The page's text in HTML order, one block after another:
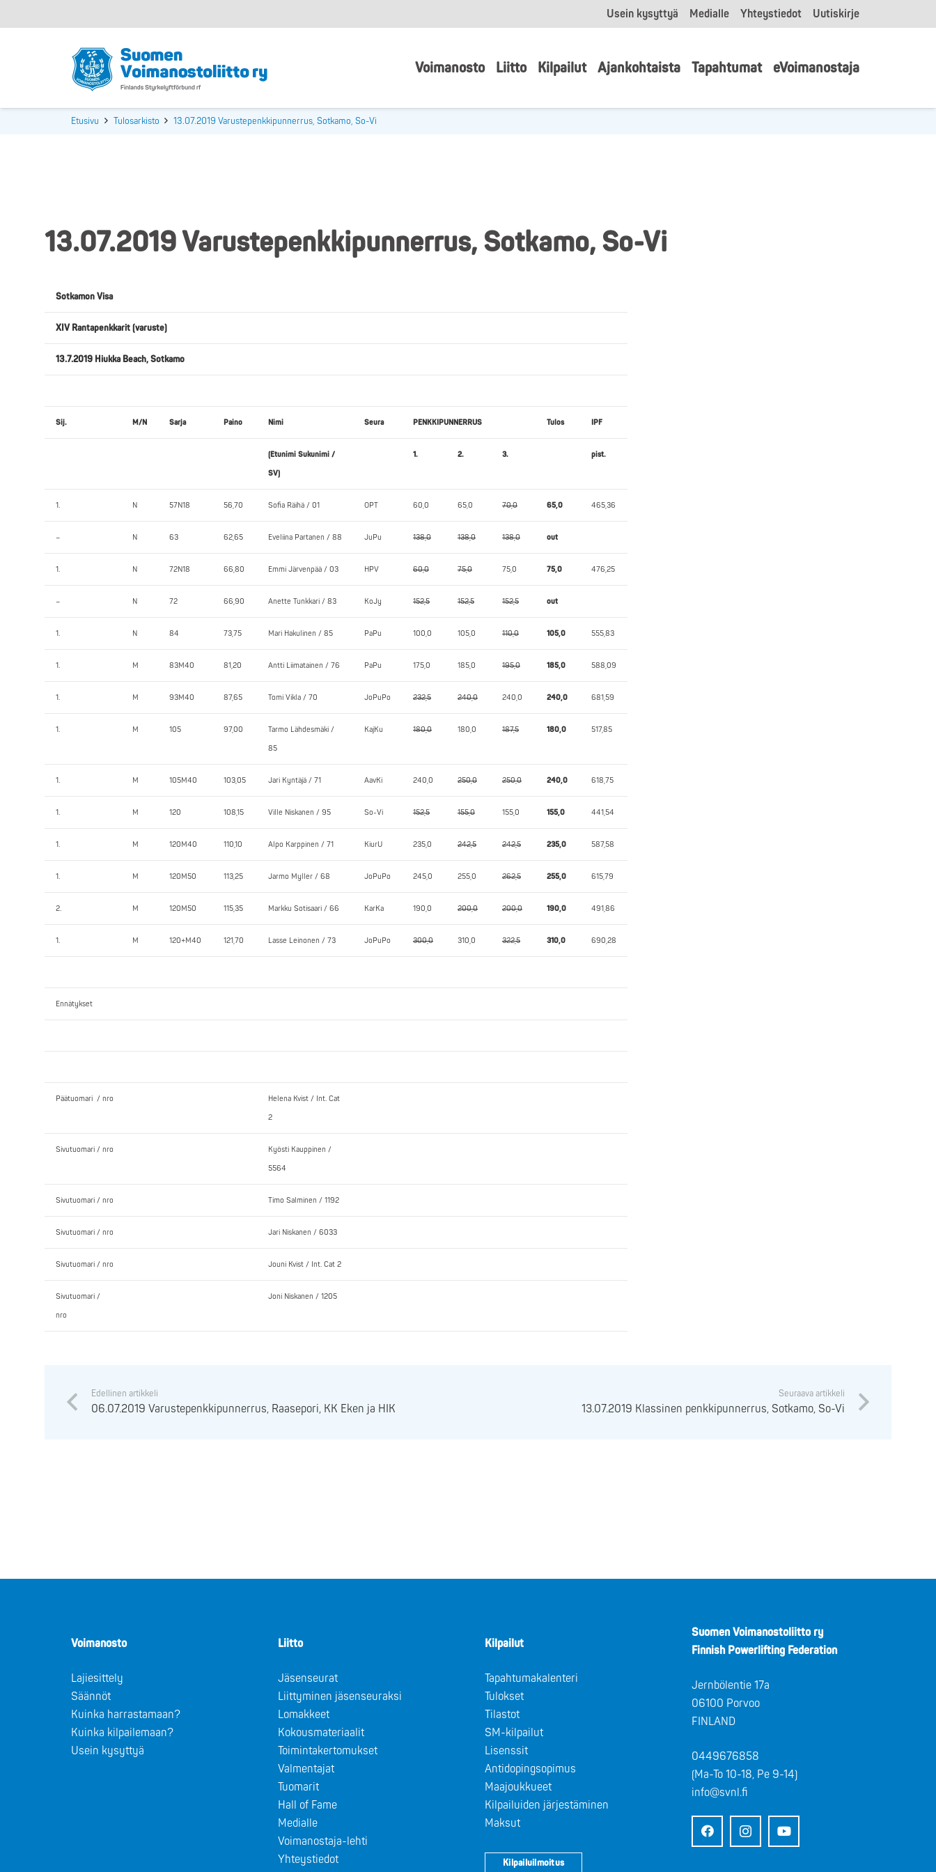
Usein kysyttyä Medialle Yhteystiedot Uutiskirje
Voimanosto Liitto Kilpailut Ajankohtaista Tapahtumat eVoimanostaja
Etusivu Tulosarkisto 13.07.2019 Varustepenkkipunnerrus, Sotkamo, So-Vi
13.07.2019 Varustepenkkipunnerrus, Sotkamo, So-Vi
Sotkamon Visa
XIV Rantapenkkarit (varuste)
13.7.2019 Hiukka Beach, Sotkamo
Sij. M/N Sarja Paino Nimi Seura PENKKIPUNNERRUS Tulos IPF
(Etunimi Sukunimi /
SV)
1. 2. 3. pist.
1. N 57N18 56,70 Sofia Räihä / 01 OPT 60,0 65,0 70,0 65,0 465,36
– N 63 62,65 Eveliina Partanen / 88 JuPu 138,0 138,0 138,0 out
1. N 72N18 66,80 Emmi Järvenpää / 03 HPV 60,0 75,0 75,0 75,0 476,25
– N 72 66,90 Anette Tunkkari / 83 KoJy 152,5 152,5 152,5 out
1. N 84 73,75 Mari Hakulinen / 85 PaPu 100,0 105,0 110,0 105,0 555,83
1. M 83M40 81,20 Antti Liimatainen / 76 PaPu 175,0 185,0 195,0 185,0 588,09
1. M 93M40 87,65 Tomi Vikla / 70 JoPuPo 232,5 240,0 240,0 240,0 681,59
1. M 105 97,00 Tarmo Lähdesmäki /
85
KajKu 180,0 180,0 187,5 180,0 517,85
1. M 105M40 103,05 Jari Kyntäjä / 71 AavKi 240,0 250,0 250,0 240,0 618,75
1. M 120 108,15 Ville Niskanen / 95 So-Vi 152,5 155,0 155,0 155,0 441,54
1. M 120M40 110,10 Alpo Karppinen / 71 KiurU 235,0 242,5 242,5 235,0 587,58
1. M 120M50 113,25 Jarmo Myller / 68 JoPuPo 245,0 255,0 262,5 255,0 615,79
2. M 120M50 115,35 Markku Sotisaari / 66 KarKa 190,0 200,0 200,0 190,0 491,86
1. M 120+M40 121,70 Lasse Leinonen / 73 JoPuPo 300,0 310,0 322,5 310,0 690,28
Ennätykset
Päätuomari / nro Helena Kvist / Int. Cat
2
Sivutuomari / nro Kyösti Kauppinen /
5564
Sivutuomari / nro Timo Salminen / 1192
Sivutuomari / nro Jari Niskanen / 6033
Sivutuomari / nro Jouni Kvist / Int. Cat 2
Sivutuomari /
nro
Joni Niskanen / 1205
Edellinen artikkeli
06.07.2019 Varustepenkkipunnerrus, Raasepori, KK Eken ja HIK
Seuraava artikkeli
13.07.2019 Klassinen penkkipunnerrus, Sotkamo, So-Vi
Voimanosto
Lajiesittely
Säännöt
Kuinka harrastamaan?
Kuinka kilpailemaan?
Usein kysyttyä
Liitto
Jäsenseurat
Liittyminen jäsenseuraksi
Lomakkeet
Kokousmateriaalit
Toimintakertomukset
Valmentajat
Tuomarit
Hall of Fame
Medialle
Voimanostaja-lehti
Yhteystiedot
Kilpailut
Tapahtumakalenteri
Tulokset
Tilastot
SM-kilpailut
Lisenssit
Antidopingsopimus
Maajoukkueet
Kilpailuiden järjestäminen
Maksut
Kilpailuilmoitus
Suomen Voimanostoliitto ry
Finnish Powerlifting Federation
Jernbölentie 17a
06100 Porvoo
FINLAND
0449676858
(Ma-To 10-18, Pe 9-14)
info@svnl.fi